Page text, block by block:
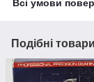
Всі умови
Подібні